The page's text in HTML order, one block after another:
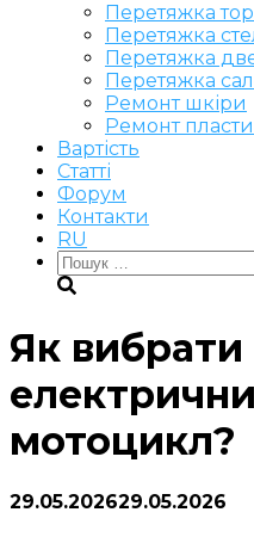
Перетяжка
Перетяжка
Перетяжка
Перетяжка
Ремонт шкіри
Ремонт
Вартість
Статті
Форум
Контакти
RU
Пошук:
Як
мотоцикл?
29.05.202629.05.2026